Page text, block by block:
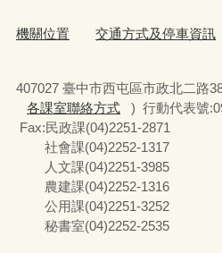
機關位置 交通方式及停車資訊
407027 臺中市西屯區市政北二路
各課室聯絡方式
) 行動代表號
Fax:民政課(04)2251-2871
社會課(04)2252-1317
人文課(04)2251-3985
農建課(04)2252-1316
公用課(04)2251-3252
秘書室(04)2252-2535